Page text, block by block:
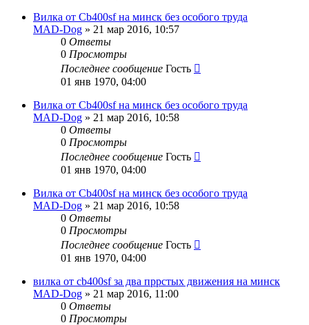
Вилка от Cb400sf на минск без особого труда
MAD-Dog » 21 мар 2016, 10:57
0 Ответы
0 Просмотры
Последнее сообщение Гость
01 янв 1970, 04:00
Вилка от Cb400sf на минск без особого труда
MAD-Dog » 21 мар 2016, 10:58
0 Ответы
0 Просмотры
Последнее сообщение Гость
01 янв 1970, 04:00
Вилка от Cb400sf на минск без особого труда
MAD-Dog » 21 мар 2016, 10:58
0 Ответы
0 Просмотры
Последнее сообщение Гость
01 янв 1970, 04:00
вилка от cb400sf за два пррстых движения на минск
MAD-Dog » 21 мар 2016, 11:00
0 Ответы
0 Просмотры